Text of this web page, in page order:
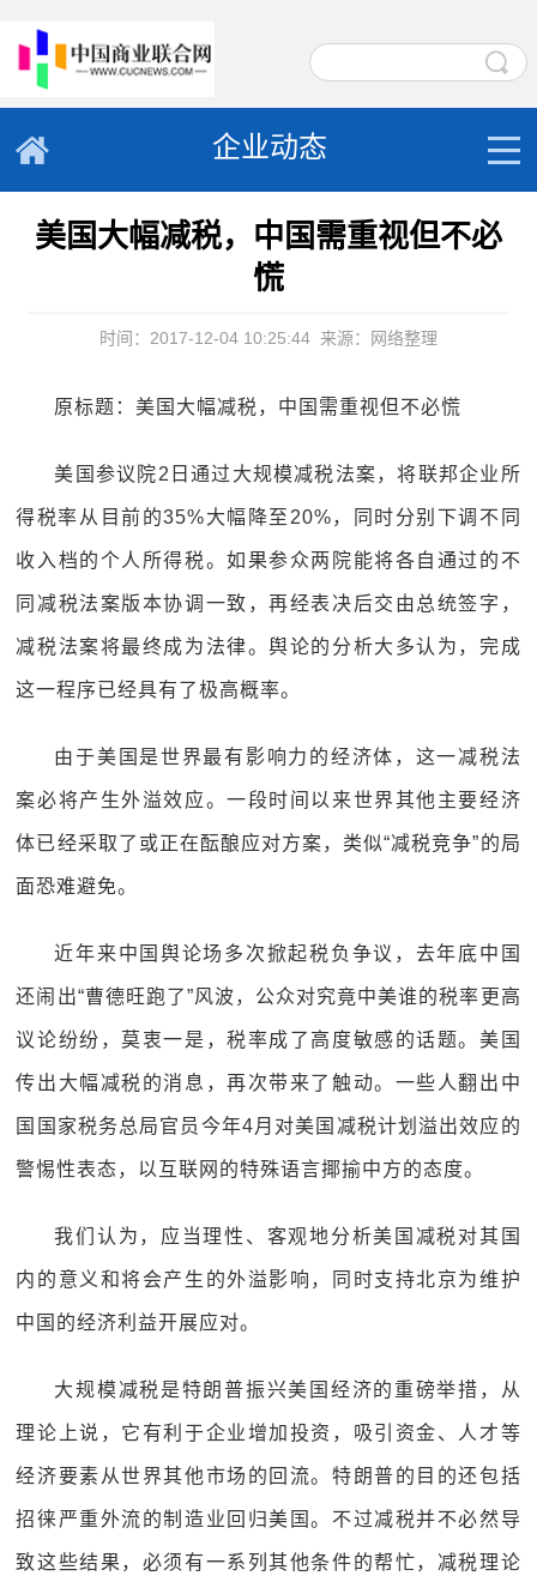
企业动态
美国大幅减税，中国需重视但不必
慌
时间：2017-12-04 10:25:44 来源：网络整理
原标题：美国大幅减税，中国需重视但不必慌
美国参议院2日通过大规模减税法案，将联邦企业所
得税率从目前的35%大幅降至20%，同时分别下调不同
收入档的个人所得税。如果参众两院能将各自通过的不
同减税法案版本协调一致，再经表决后交由总统签字，
减税法案将最终成为法律。舆论的分析大多认为，完成
这一程序已经具有了极高概率。
由于美国是世界最有影响力的经济体，这一减税法
案必将产生外溢效应。一段时间以来世界其他主要经济
体已经采取了或正在酝酿应对方案，类似“减税竞争”的局
面恐难避免。
近年来中国舆论场多次掀起税负争议，去年底中国
还闹出“曹德旺跑了”风波，公众对究竟中美谁的税率更高
议论纷纷，莫衷一是，税率成了高度敏感的话题。美国
传出大幅减税的消息，再次带来了触动。一些人翻出中
国国家税务总局官员今年4月对美国减税计划溢出效应的
警惕性表态，以互联网的特殊语言揶揄中方的态度。
我们认为，应当理性、客观地分析美国减税对其国
内的意义和将会产生的外溢影响，同时支持北京为维护
中国的经济利益开展应对。
大规模减税是特朗普振兴美国经济的重磅举措，从
理论上说，它有利于企业增加投资，吸引资金、人才等
经济要素从世界其他市场的回流。特朗普的目的还包括
招徕严重外流的制造业回归美国。不过减税并不必然导
致这些结果，必须有一系列其他条件的帮忙，减税理论